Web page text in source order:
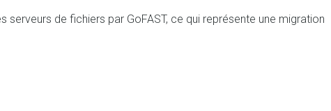
serveurs de fichiers par GoFAST, ce qui représente une migration